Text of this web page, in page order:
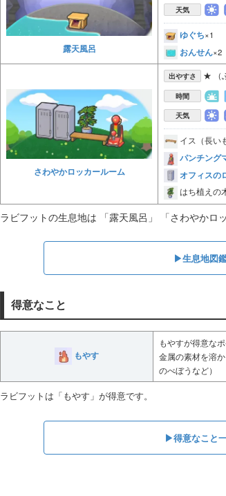
露天風呂
天気
ゆぐち×1
おんせん×2
さわやかロッカールーム
出やすさ ★ （
時間
天気
イス（長い
パンチング
オフィスの
はち植えの
ラビフットの生息地は 「露天風呂」 「さわやかロ
▶︎生息地図
得意なこと
もやす
もやすが得意な
金属の素材を溶
のべぼうなど）
ラビフットは「もやす」が得意です。
▶︎得意なこと